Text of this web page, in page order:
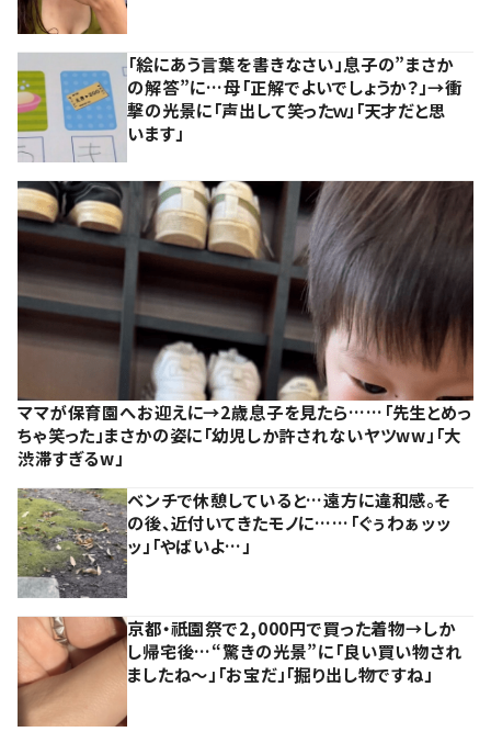
「絵にあう言葉を書きなさい」息子の”まさか
の解答”に…母「正解でよいでしょうか？」→衝
撃の光景に「声出して笑ったｗ」「天才だと思
います」
ママが保育園へお迎えに→2歳息子を見たら……「先生とめっ
ちゃ笑った」まさかの姿に「幼児しか許されないヤツww」「大
渋滞すぎるw」
ベンチで休憩していると…遠方に違和感。そ
の後、近付いてきたモノに……「ぐぅわぁッッ
ッ」「やばいよ…」
京都・祇園祭で2,000円で買った着物→しか
し帰宅後…“驚きの光景”に「良い買い物され
ましたね～」「お宝だ」「掘り出し物ですね」